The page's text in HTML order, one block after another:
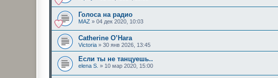
Голоса на радио
MAZ » 04 дек 2020, 10:03
Catherine O’Hara
Victoria » 30 янв 2026, 13:45
Если ты нe танцуешь..
elena S. » 10 мар 2020, 15:00